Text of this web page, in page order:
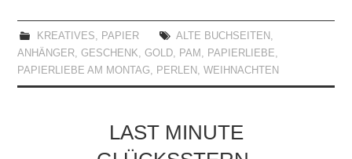
KREATIVES, PAPIER ALTE BUCHSEITEN ,
ANHÄNGER,GESCHENK,GOLD, PAM , PAPIERLIEBE,
PAPIERLIEBE AM MONTAG, PERLEN ,WEIHNACHTEN
LAST MINUTE